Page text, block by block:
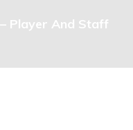
Player And Staff